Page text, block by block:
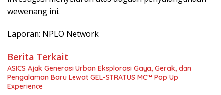
wewenang ini.
Laporan: NPLO Network
Berita Terkait
ASICS Ajak Generasi Urban Eksplorasi Gaya, Gerak, dan
Pengalaman Baru Lewat GEL-STRATUS MC™ Pop Up
Experience